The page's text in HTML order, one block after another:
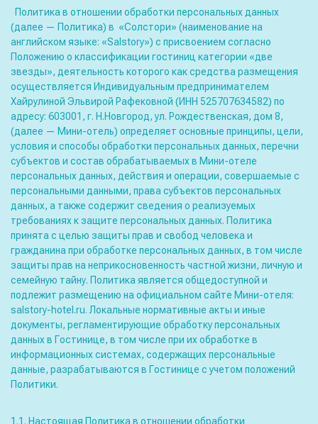
Политика в отношении обработки персональных данных
(далее — Политика) в «Солстори» (наименование на
английском языке: «Salstory») с присвоением согласно
Положению о классификации гостиниц категории «две
звезды», деятельность которого как средства размещения
осуществляется Индивидуальным предпринимателем
Хайрулиной Эльвирой Рафековной (ИНН 525707634582) по
адресу: 603001, г. Н.Новгород, ул. Рождественская, дом 8,
(далее — Мини-отель) определяет основные принципы, цели,
условия и способы обработки персональных данных, перечни
субъектов и состав обрабатываемых в Мини-отеле
персональных данных, действия и операции, совершаемые с
персональными данными, права субъектов персональных
данных, а также содержит сведения о реализуемых
требованиях к защите персональных данных. Политика
принята с целью защиты прав и свобод человека и
гражданина при обработке персональных данных, в том числе
защиты прав на неприкосновенность частной жизни, личную и
семейную тайну. Политика является общедоступной и
подлежит размещению на официальном сайте Мини-отеля:
salstory-hotel.ru. Локальные нормативные акты и иные
документы, регламентирующие обработку персональных
данных в Гостинице, в том числе при их обработке в
информационных системах, содержащих персональные
данные, разрабатываются в Гостинице с учетом положений
Политики.
1.1. Настоящая Политика в отношении обработки